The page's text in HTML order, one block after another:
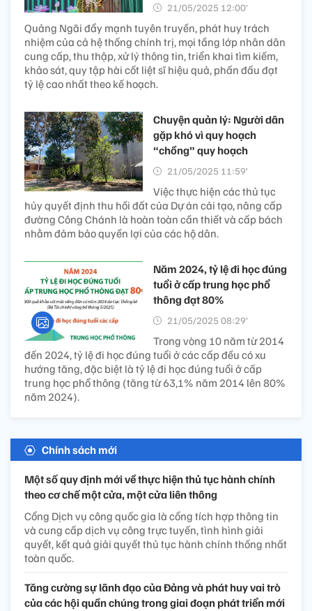
21/05/2025 12:00’
Quảng Ngãi đẩy mạnh tuyên truyền, phát huy trách
nhiệm của cả hệ thống chính trị, mọi tầng lớp nhân dân
cung cấp, thu thập, xử lý thông tin, triển khai tìm kiếm,
khảo sát, quy tập hài cốt liệt sĩ hiệu quả, phấn đấu đạt
tỷ lệ cao nhất theo kế hoạch.
Chuyện quản lý: Người dân
gặp khó vì quy hoạch
“chồng” quy hoạch
21/05/2025 11:59’
Việc thực hiện các thủ tục
hủy quyết định thu hồi đất của Dự án cải tạo, nâng cấp
đường Công Chánh là hoàn toàn cần thiết và cấp bách
nhằm đảm bảo quyền lợi của các hộ dân.
Năm 2024, tỷ lệ đi học đúng
tuổi ở cấp trung học phổ
thông đạt 80%
21/05/2025 08:29’
Trong vòng 10 năm từ 2014
đến 2024, tỷ lệ đi học đúng tuổi ở các cấp đều có xu
hướng tăng, đặc biệt là tỷ lệ đi học đúng tuổi ở cấp
trung học phổ thông (tăng từ 63,1% năm 2014 lên 80%
năm 2024).
Chính sách mới
Một số quy định mới về thực hiện thủ tục hành chính
theo cơ chế một cửa, một cửa liên thông
Cổng Dịch vụ công quốc gia là cổng tích hợp thông tin
và cung cấp dịch vụ công trực tuyến, tình hình giải
quyết, kết quả giải quyết thủ tục hành chính thống nhất
toàn quốc.
Tăng cường sự lãnh đạo của Đảng và phát huy vai trò
của các hội quần chúng trong giai đoạn phát triển mới